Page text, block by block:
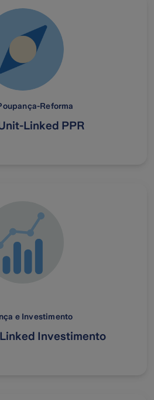
Reforma
Linked PPR
e Investimento
Investimento